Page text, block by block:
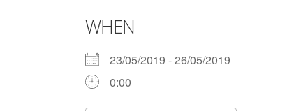
WHEN
23/05/2019 - 26/05/2019
0:00